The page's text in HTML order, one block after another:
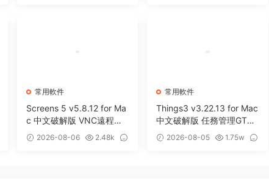
常用軟件
Screens 5 v5.8.12 for Ma
c 中文破解版 VNC遠程桌
面客戶端應用程序
2026-08-06
2.48k
常用軟件
Things3 v3.22.13 for Mac
中文破解版 任務管理GTD
效率工具
2026-08-05
1.75w